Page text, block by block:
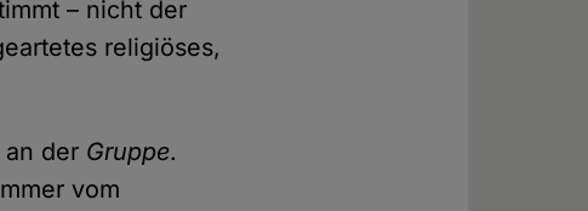
– nicht der
religiöses,
der Gruppe.
vom